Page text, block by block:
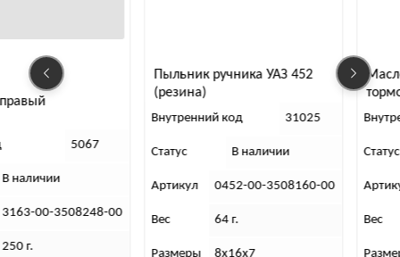
Пыльник ручника УАЗ 452
(резина)
31025
Статус В наличии
Артикул 0452-00-3508160-00
Вес 64 г.
Маслоотражатель
Внутренний код
Статус В наличии
Артикул 0469-00-
Размеры 2х14,5х14